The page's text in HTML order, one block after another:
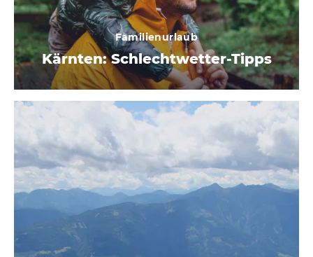
Familienurlaub
Kärnten: Schlechtwetter-Tipps